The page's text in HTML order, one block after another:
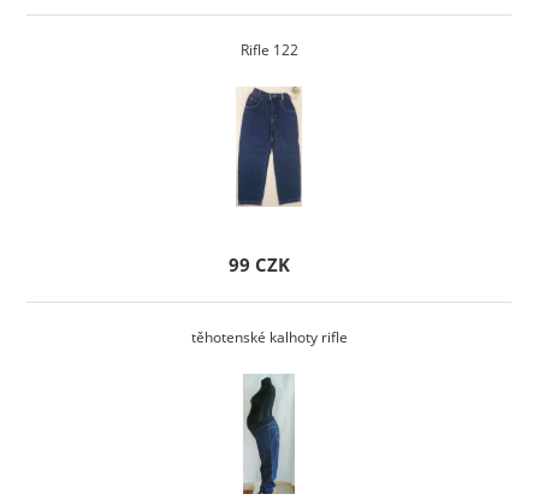
Rifle 122
99 CZK
těhotenské kalhoty rifle